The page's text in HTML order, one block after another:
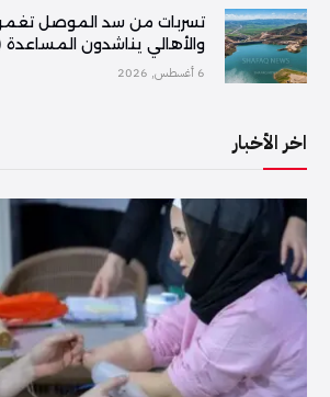
تسربات من سد الموصل
والأهالي يناشدون المساعدة
6 أغسطس, 2026
اخر الأخبار